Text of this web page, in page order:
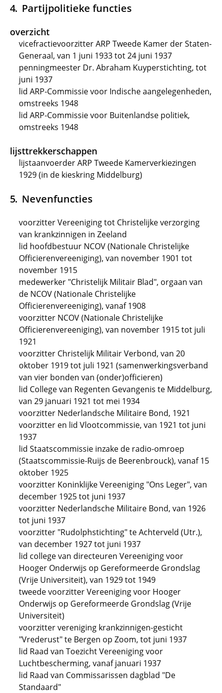
Partijpolitieke functies
overzicht
vicefractievoorzitter ARP Tweede Kamer der Staten-
Generaal, van 1 juni 1933 tot 24 juni 1937
penningmeester Dr. Abraham Kuyperstichting, tot
juni 1937
lid ARP-Commissie voor Indische aangelegenheden,
omstreeks 1948
lid ARP-Commissie voor Buitenlandse politiek,
omstreeks 1948
lijsttrekkerschappen
lijstaanvoerder ARP Tweede Kamerverkiezingen
1929 (in de kieskring Middelburg)
Nevenfuncties
voorzitter Vereeniging tot Christelijke verzorging
van krankzinnigen in Zeeland
lid hoofdbestuur NCOV (Nationale Christelijke
Officierenvereeniging), van november 1901 tot
november 1915
medewerker "Christelijk Militair Blad", orgaan van
de NCOV (Nationale Christelijke
Officierenvereeniging), vanaf 1908
voorzitter NCOV (Nationale Christelijke
Officierenvereeniging), van november 1915 tot juli
1921
voorzitter Christelijk Militair Verbond, van 20
oktober 1919 tot juli 1921 (samenwerkingsverband
van vier bonden van (onder)officieren)
lid College van Regenten Gevangenis te Middelburg,
van 29 januari 1921 tot mei 1934
voorzitter Nederlandsche Militaire Bond, 1921
voorzitter en lid Vlootcommissie, van 1921 tot juni
1937
lid Staatscommissie inzake de radio-omroep
(Staatscommissie-Ruijs de Beerenbrouck), vanaf 15
oktober 1925
voorzitter Koninklijke Vereeniging "Ons Leger", van
december 1925 tot juni 1937
voorzitter Nederlandsche Militaire Bond, van 1926
tot juni 1937
voorzitter "Rudolphstichting" te Achterveld (Utr.),
van december 1927 tot juni 1937
lid college van directeuren Vereeniging voor
Hooger Onderwijs op Gereformeerde Grondslag
(Vrije Universiteit), van 1929 tot 1949
tweede voorzitter Vereeniging voor Hooger
Onderwijs op Gereformeerde Grondslag (Vrije
Universiteit)
voorzitter vereniging krankzinnigen-gesticht
"Vrederust" te Bergen op Zoom, tot juni 1937
lid Raad van Toezicht Vereeniging voor
Luchtbescherming, vanaf januari 1937
lid Raad van Commissarissen dagblad "De
Standaard"